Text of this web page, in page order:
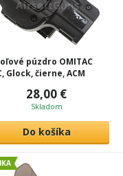
púzdro OMITAC
Glock, čierne, ACM
28,00 €
Skladom
Do košíka